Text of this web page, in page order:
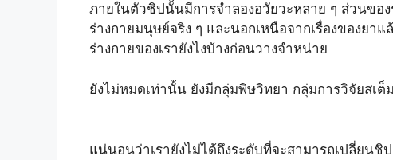
ภายในตัวชิปนั้นมีการจำลองอวัยวะหลาย ๆ ส่วนขอ
ร่างกายมนุษย์จริง ๆ และนอกเหนือจากเรื่องของย
ร่างกายของเรายังไงบ้างก่อนวางจำหน่าย
ยังไม่หมดเท่านั้น ยังมีกลุ่มพิษวิทยา กลุ่มการวิจัยสเ
แน่นอนว่าเรายังไม่ได้ถึงระดับที่จะสามารถเปลี่ยน